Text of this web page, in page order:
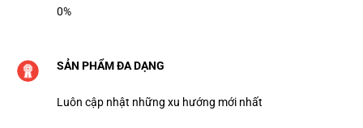
0%
SẢN PHẨM ĐA DẠNG
Luôn cập nhật những xu hướng mới nhất